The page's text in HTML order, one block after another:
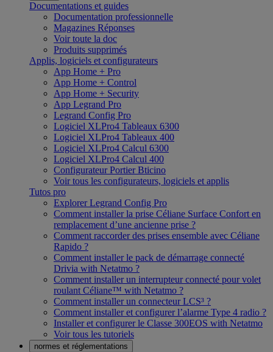
Documentations et guides
Documentation professionnelle
Magazines Réponses
Voir toute la doc
Produits supprimés
Applis, logiciels et configurateurs
App Home + Pro
App Home + Control
App Home + Security
App Legrand Pro
Legrand Config Pro
Logiciel XLPro4 Tableaux 6300
Logiciel XLPro4 Tableaux 400
Logiciel XLPro4 Calcul 6300
Logiciel XLPro4 Calcul 400
Configurateur Portier Bticino
Voir tous les configurateurs, logiciels et applis
Tutos pro
Explorer Legrand Config Pro
Comment installer la prise Céliane Surface Confort en
remplacement d’une ancienne prise ?
Comment raccorder des prises ensemble avec Céliane
Rapido ?
Comment installer le pack de démarrage connecté
Drivia with Netatmo ?
Comment installer un interrupteur connecté pour volet
roulant Céliane™ with Netatmo ?
Comment installer un connecteur LCS³ ?
Comment installer et configurer l’alarme Type 4 radio ?
Installer et configurer le Classe 300EOS with Netatmo
Voir tous les tutoriels
normes et réglementations